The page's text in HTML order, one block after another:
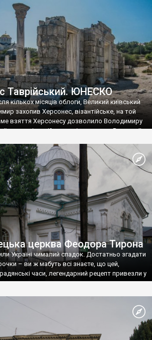
доби. Раритети викрадені з фондів об’єкту
ЮНЕСКО «Херсонеса Таврійського».
виставку «Золото Візантії», але експерти та
вважають це лише […]
Таврійський. ЮНЕСКО
кількох місяців облоги, Великий київський
захопив Херсонес, візантійське, на той
взяття Херсонесу дозволило Володимиру
умови візантійському імператору Василю ІІ,
язичник, став Василем-
А потім було Хрещення Русі. На честь
названо місто […]
церква Феодора Тирона
Україні чималий спадок. Достатньо згадати
– ви ж мабуть всі знаєте, що цей,
часи, легендарний рецепт привезли у